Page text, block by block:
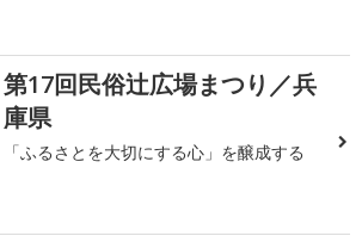
第17回民俗辻広場まつり／兵
庫県
「ふるさとを大切にする心」を醸成する